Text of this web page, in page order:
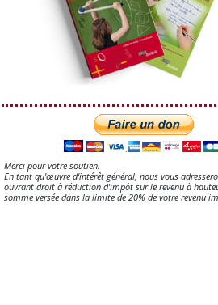
Merci pour votre soutien.
En tant qu'œuvre d'intérêt général, nous vous
ouvrant droit à réduction d'impôt sur le revenu à
somme versée dans la limite de 20% de votre revenu